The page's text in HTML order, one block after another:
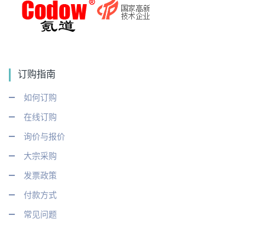
订购指南
如何订购
在线订购
询价与报价
大宗采购
发票政策
付款方式
常见问题